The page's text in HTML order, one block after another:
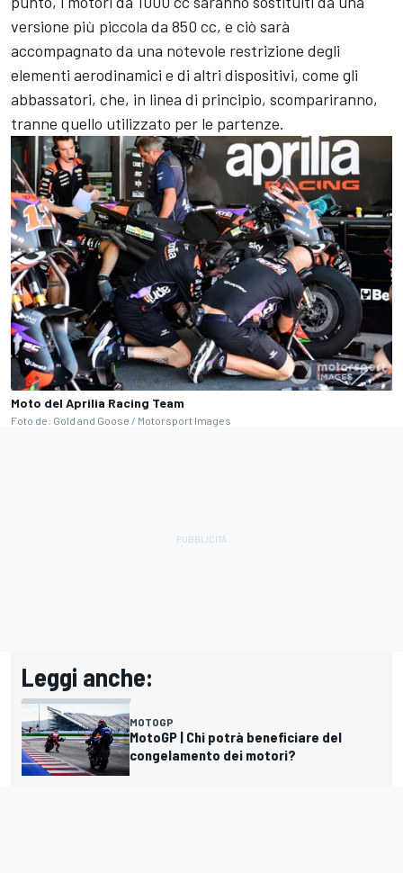
versione più piccola da 850 cc, e ciò sarà
accompagnato da una notevole restrizione degli
elementi aerodinamici e di altri dispositivi, come gli
abbassatori, che, in linea di principio, scompariranno,
tranne quello utilizzato per le partenze.
Moto del Aprilia Racing Team
Foto de: Gold and Goose / Motorsport Images
Leggi anche:
MOTOGP
MotoGP | Chi potrà beneficiare del
congelamento dei motori?